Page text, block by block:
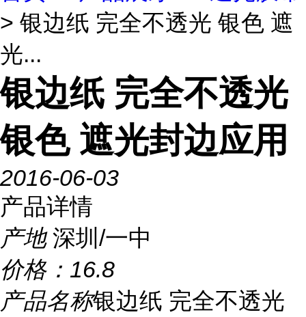
> 银边纸 完全不透光 银色 遮
光...
银边纸 完全不透光
银色 遮光封边应用
2016-06-03
产品详情
产地 深圳/一中
价格： 16.8
产品名称银边纸 完全不透光